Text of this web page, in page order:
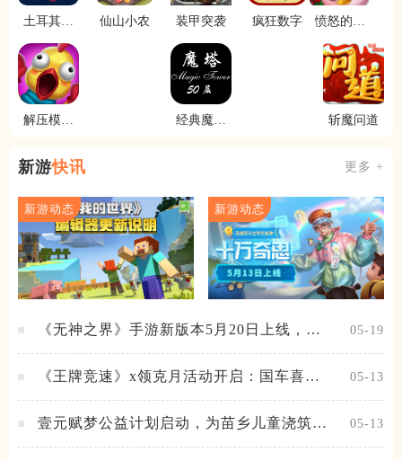
土耳其滑
仙山小农 装甲突袭 疯狂数字
愤怒的小
解压模拟
经典魔塔
斩魔问道
新游快讯 更多 +
新游动态 新游动态
《无神之界》手游新版本5月20日上线，女
05-19
《王牌竞速》x领克月活动开启：国车喜迎
05-13
壹元赋梦公益计划启动，为苗乡儿童浇筑梦
05-13